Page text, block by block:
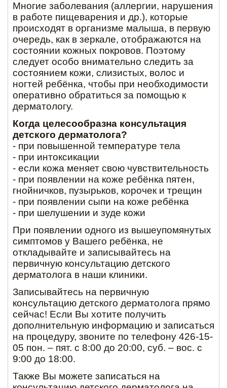
Многие заболевания (аллергии, нарушения
в работе пищеварения и др.), которые
происходят в организме малыша, в первую
очередь, как в зеркале, отображаются на
состоянии кожных покровов. Поэтому
следует особо внимательно следить за
состоянием кожи, слизистых, волос и
ногтей ребёнка, чтобы при необходимости
оперативно обратиться за помощью к
дерматологу.
Когда целесообразна консультация
детского дерматолога?
- при повышенной температуре тела
- при интоксикации
- если кожа меняет свою чувствительность
- при появлении на коже ребёнка пятен,
гнойничков, пузырьков, корочек и трещин
- при появлении сыпи на коже ребёнка
- при шелушении и зуде кожи
При появлении одного из вышеупомянутых
симптомов у Вашего ребёнка, не
откладывайте и записывайтесь на
первичную консультацию детского
дерматолога в наши клиники.
Записывайтесь на первичную
консультацию детского дерматолога прямо
сейчас! Если Вы хотите получить
дополнительную информацию и записаться
на процедуру, звоните по телефону 426-15-
05 пон. – пят. с 8:00 до 20:00, суб. – вос. с
9:00 до 18:00.
Также Вы можете записаться на